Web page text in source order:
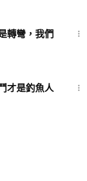
轉彎，我們
才是釣魚人